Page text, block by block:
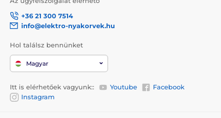
+36 21 300 7514
info@elektro-nyakorvek.hu
Hol találsz bennünket
Magyar
Itt is elérhetőek vagyunk:: Youtube
Facebook
Instagram